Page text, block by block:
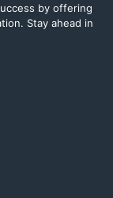
by offering
Stay ahead in